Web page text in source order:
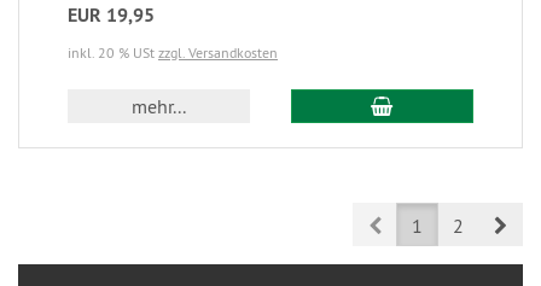
EUR 19,95
inkl. 20 % USt zzgl. Versandkosten
mehr...
Prev1 2